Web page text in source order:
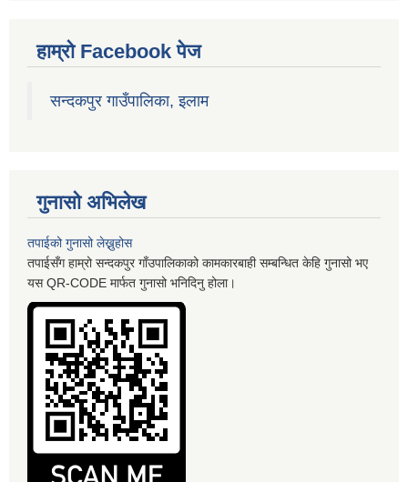
हाम्रो Facebook पेज
सन्दकपुर गाउँपालिका, इलाम
गुनासो अभिलेख
तपाईको गुनासो लेख्नुहोस
तपाईसँग हाम्रो सन्दकपुर गाँउपालिकाको कामकारबाही सम्बन्धित केहि गुनासो भए
यस QR-CODE मार्फत गुनासो भनिदिनु होला।